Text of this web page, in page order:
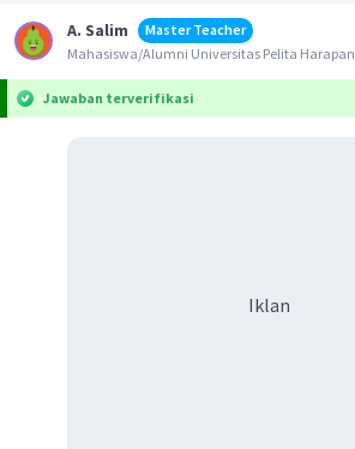
A. Salim
Master Teacher
Mahasiswa/Alumni Universitas Pelita Harapan
Jawaban terverifikasi
Iklan